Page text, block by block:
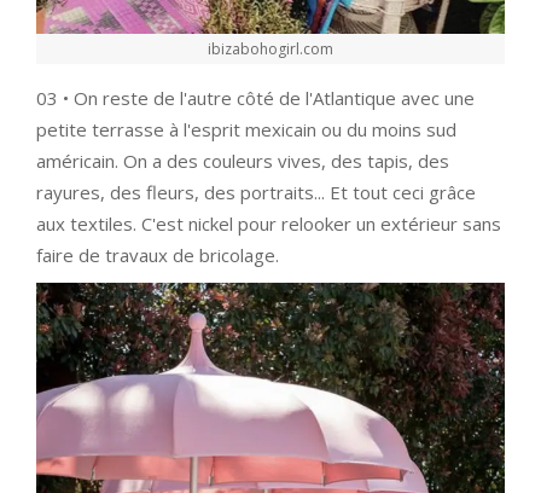
ibizabohogirl.com
03 • On reste de l'autre côté de l'Atlantique avec une
petite terrasse à l'esprit mexicain ou du moins sud
américain. On a des couleurs vives, des tapis, des
rayures, des fleurs, des portraits... Et tout ceci grâce
aux textiles. C'est nickel pour relooker un extérieur sans
faire de travaux de bricolage.